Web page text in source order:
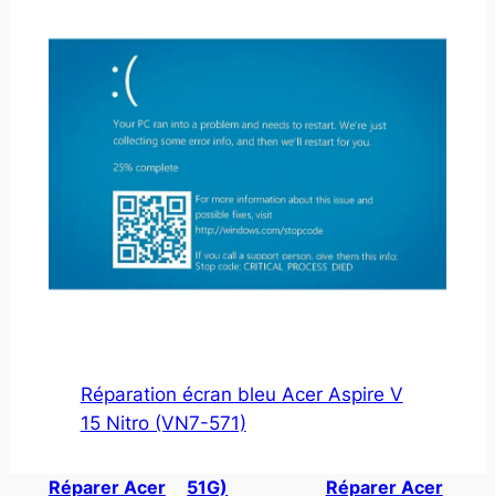
Réparation écran bleu Acer Aspire V
15 Nitro (VN7-571)
Réparer Acer
51G)
Réparer Acer